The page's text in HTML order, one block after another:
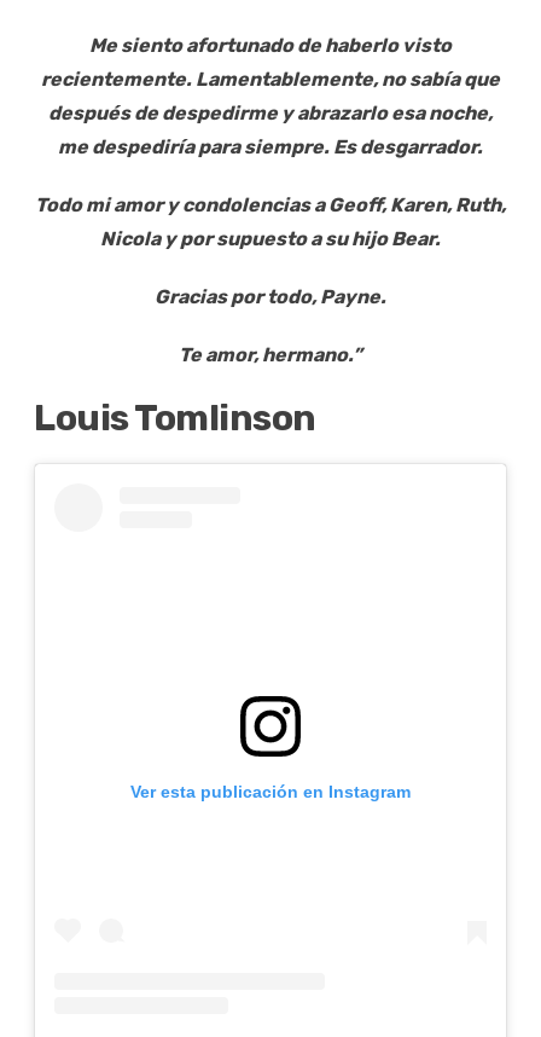
Me siento afortunado de haberlo visto
recientemente. Lamentablemente, no sabía que
después de despedirme y abrazarlo esa noche,
me despediría para siempre. Es desgarrador.
Todo mi amor y condolencias a Geoff, Karen, Ruth,
Nicola y por supuesto a su hijo Bear.
Gracias por todo, Payne.
Te amor, hermano.”
Louis Tomlinson
Ver esta publicación en Instagram